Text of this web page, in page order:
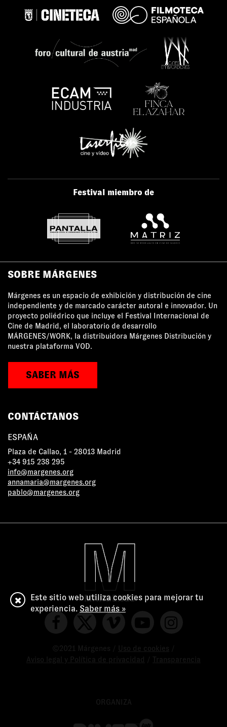
Festival miembro de
SOBRE MÁRGENES
Márgenes es un espacio de exhibición y distribución de cine
independiente y de marcado carácter autoral e innovador. Un
proyecto poliédrico que incluye el Festival Internacional de
Cine de Madrid, el laboratorio de desarrollo
MÁRGENES/WORK, la distribuidora Márgenes Distribución y
nuestra plataforma VOD.
SABER MÁS
CONTÁCTANOS
ESPAÑA
Plaza de Callao, 1 - 28013 Madrid
+34 915 238 295
info@margenes.org
annamaria@margenes.org
pablo@margenes.org
©2021 Márgenes / Uso de cookies
Aviso legal y Política de privacidad
Transparencia
ORGANIZA
Este sitio web utiliza cookies para mejorar tu
experiencia. Saber más »